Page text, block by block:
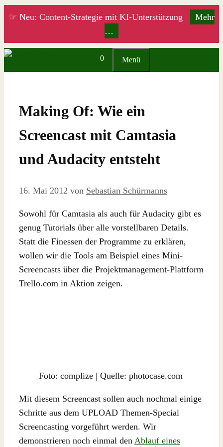
Zum
☞ Neu: Content-Strategie mit KI-Unterstützung
Mehr
…
0 Menü
Making Of: Wie ein
Screencast mit Camtasia
und Audacity entsteht
16. Mai 2012 von Sebastian Schürmanns
Sowohl für Camtasia als auch für Audacity gibt es
genug Tutorials über alle vorstellbaren Details.
Statt die Finessen der Programme zu erklären,
wollen wir die Tools am Beispiel eines Mini-
Screencasts über die Projektmanagement-Plattform
Trello.com in Aktion zeigen.
Foto: complize | Quelle: photocase.com
Mit diesem Screencast sollen auch nochmal einige
Schritte aus dem UPLOAD Themen-Special
Screencasting vorgeführt werden. Wir
demonstrieren noch einmal den Ablauf eines